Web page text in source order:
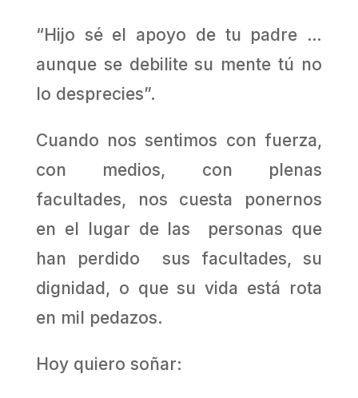
“Hijo sé el apoyo de tu padre …
aunque se debilite su mente tú no
lo desprecies”.
Cuando nos sentimos con fuerza,
con medios, con plenas
facultades, nos cuesta ponernos
en el lugar de las personas que
han perdido sus facultades, su
dignidad, o que su vida está rota
en mil pedazos.
Hoy quiero soñar: